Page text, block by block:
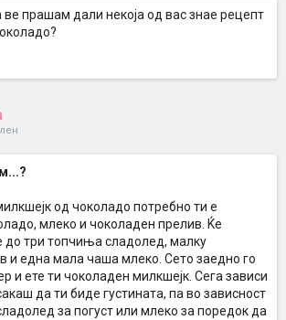
ве прашам дали некоја од вас знае рецепт
од чоколадо потребно ти е
млеко и чоколаден прелив. Ќе
до три топчиња сладолед, малку
и една мала чаша млеко. Сето заедно го
и ете ти чоколаден милкшејк. Сега зависи
да ти биде густината, па во зависност
за погуст или млеко за поредок да